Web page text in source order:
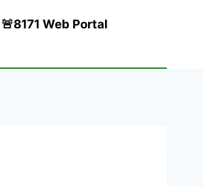
🚨8171 Web Portal